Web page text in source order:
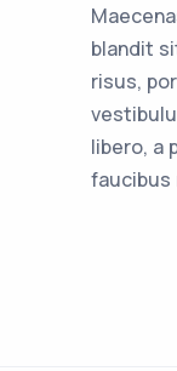
blandit
risus,
libero, a
faucibus